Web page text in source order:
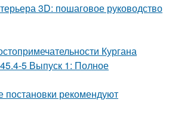
3D: пошаговое руководство
Кургана
5 Выпуск 1: Полное
постановки рекомендуют